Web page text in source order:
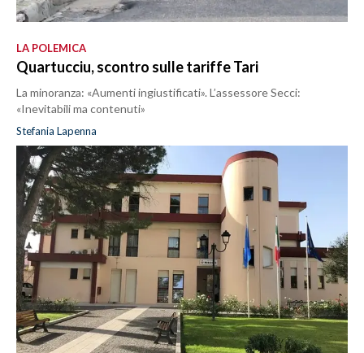
LA POLEMICA
Quartucciu, scontro sulle tariffe Tari
La minoranza: «Aumenti ingiustificati». L’assessore Secci:
«Inevitabili ma contenuti»
Stefania Lapenna